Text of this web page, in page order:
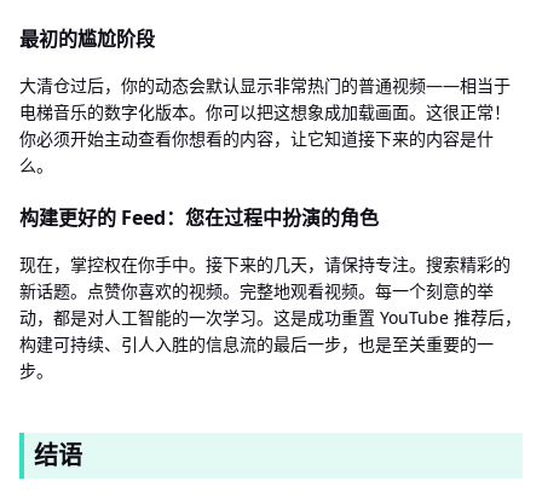
最初的尴尬阶段
大清仓过后，你的动态会默认显示非常热门的普通视频——相当于
电梯音乐的数字化版本。你可以把这想象成加载画面。这很正常！
你必须开始主动查看你想看的内容，让它知道接下来的内容是什
么。
构建更好的 Feed：您在过程中扮演的角色
现在，掌控权在你手中。接下来的几天，请保持专注。搜索精彩的
新话题。点赞你喜欢的视频。完整地观看视频。每一个刻意的举
动，都是对人工智能的一次学习。这是成功重置 YouTube 推荐后，
构建可持续、引人入胜的信息流的最后一步，也是至关重要的一
步。
结语